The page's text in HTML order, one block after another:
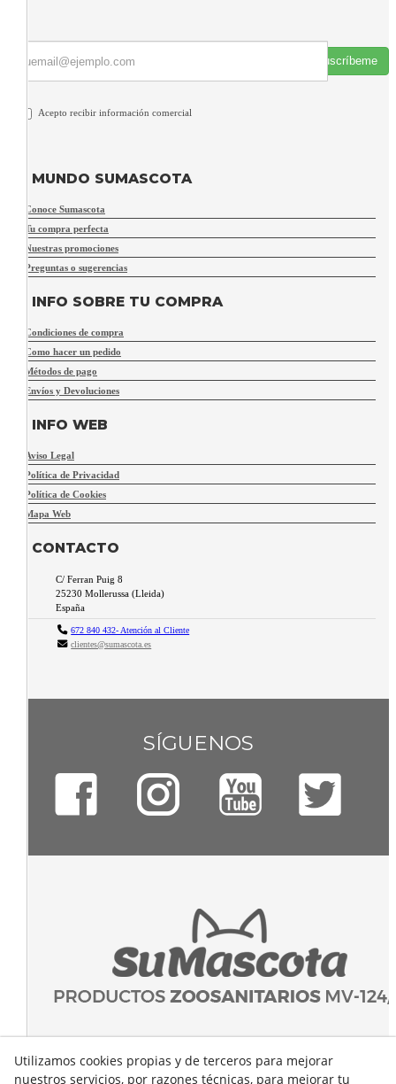
Suscríbeme
Acepto recibir información comercial
MUNDO SUMASCOTA
Conoce Sumascota
Tu compra perfecta
Nuestras promociones
Preguntas o sugerencias
INFO SOBRE TU COMPRA
Condiciones de compra
Como hacer un pedido
Métodos de pago
Envíos y Devoluciones
INFO WEB
Aviso Legal
Política de Privacidad
Política de Cookies
Mapa Web
CONTACTO
C/ Ferran Puig 8
25230 Mollerussa (Lleida)
España
672 840 432- Atención al Cliente
clientes@sumascota.es
SÍGUENOS
Utilizamos cookies propias y de terceros para mejorar
nuestros servicios, por razones técnicas, para mejorar tu